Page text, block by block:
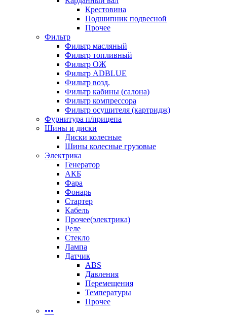
Крестовина
Подшипник подвесной
Прочее
Фильтр
Фильтр масляный
Фильтр топливный
Фильтр ОЖ
Фильтр ADBLUE
Фильтр возд.
Фильтр кабины (салона)
Фильтр компрессора
Фильтр осушителя (картридж)
Фурнитура п/прицепа
Шины и диски
Диски колесные
Шины колесные грузовые
Электрика
Генератор
АКБ
Фара
Фонарь
Стартер
Кабель
Прочее(электрика)
Реле
Стекло
Лампа
Датчик
ABS
Давления
Перемещения
Температуры
Прочее
•••